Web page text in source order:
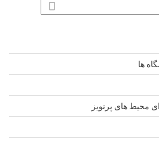
ها
محیط های پرنویز